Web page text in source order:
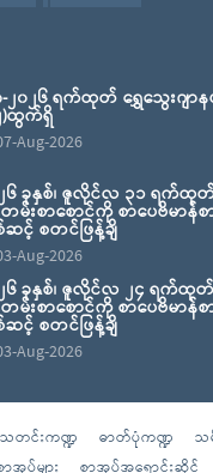
-၂၀၂၆ ရက်ထုတ် ရွှေသွေးဂျ
)ထွက်ရှိ
Aug-2026
၆ ခုနှစ်၊ ဇူလိုင်လ ၃၁ ရက်ထု
တမ်းစာစောင်ကို စာပေဗိမာန်
င့် စတင်ဖြန့်ချိ
Aug-2026
၆ ခုနှစ်၊ ဇူလိုင်လ ၂၄ ရက်ထု
တမ်းစာစောင်ကို စာပေဗိမာန်
င့် စတင်ဖြန့်ချိ
Aug-2026
သတင်းကဏ္ဍ ဓာတ်ပုံကဏ္ဍ
သ